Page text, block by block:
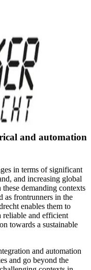
and automation
in terms of significant
and increasing global
demanding contexts
as frontrunners in the
enables them to
reliable and efficient
towards a sustainable
and automation
and go beyond the